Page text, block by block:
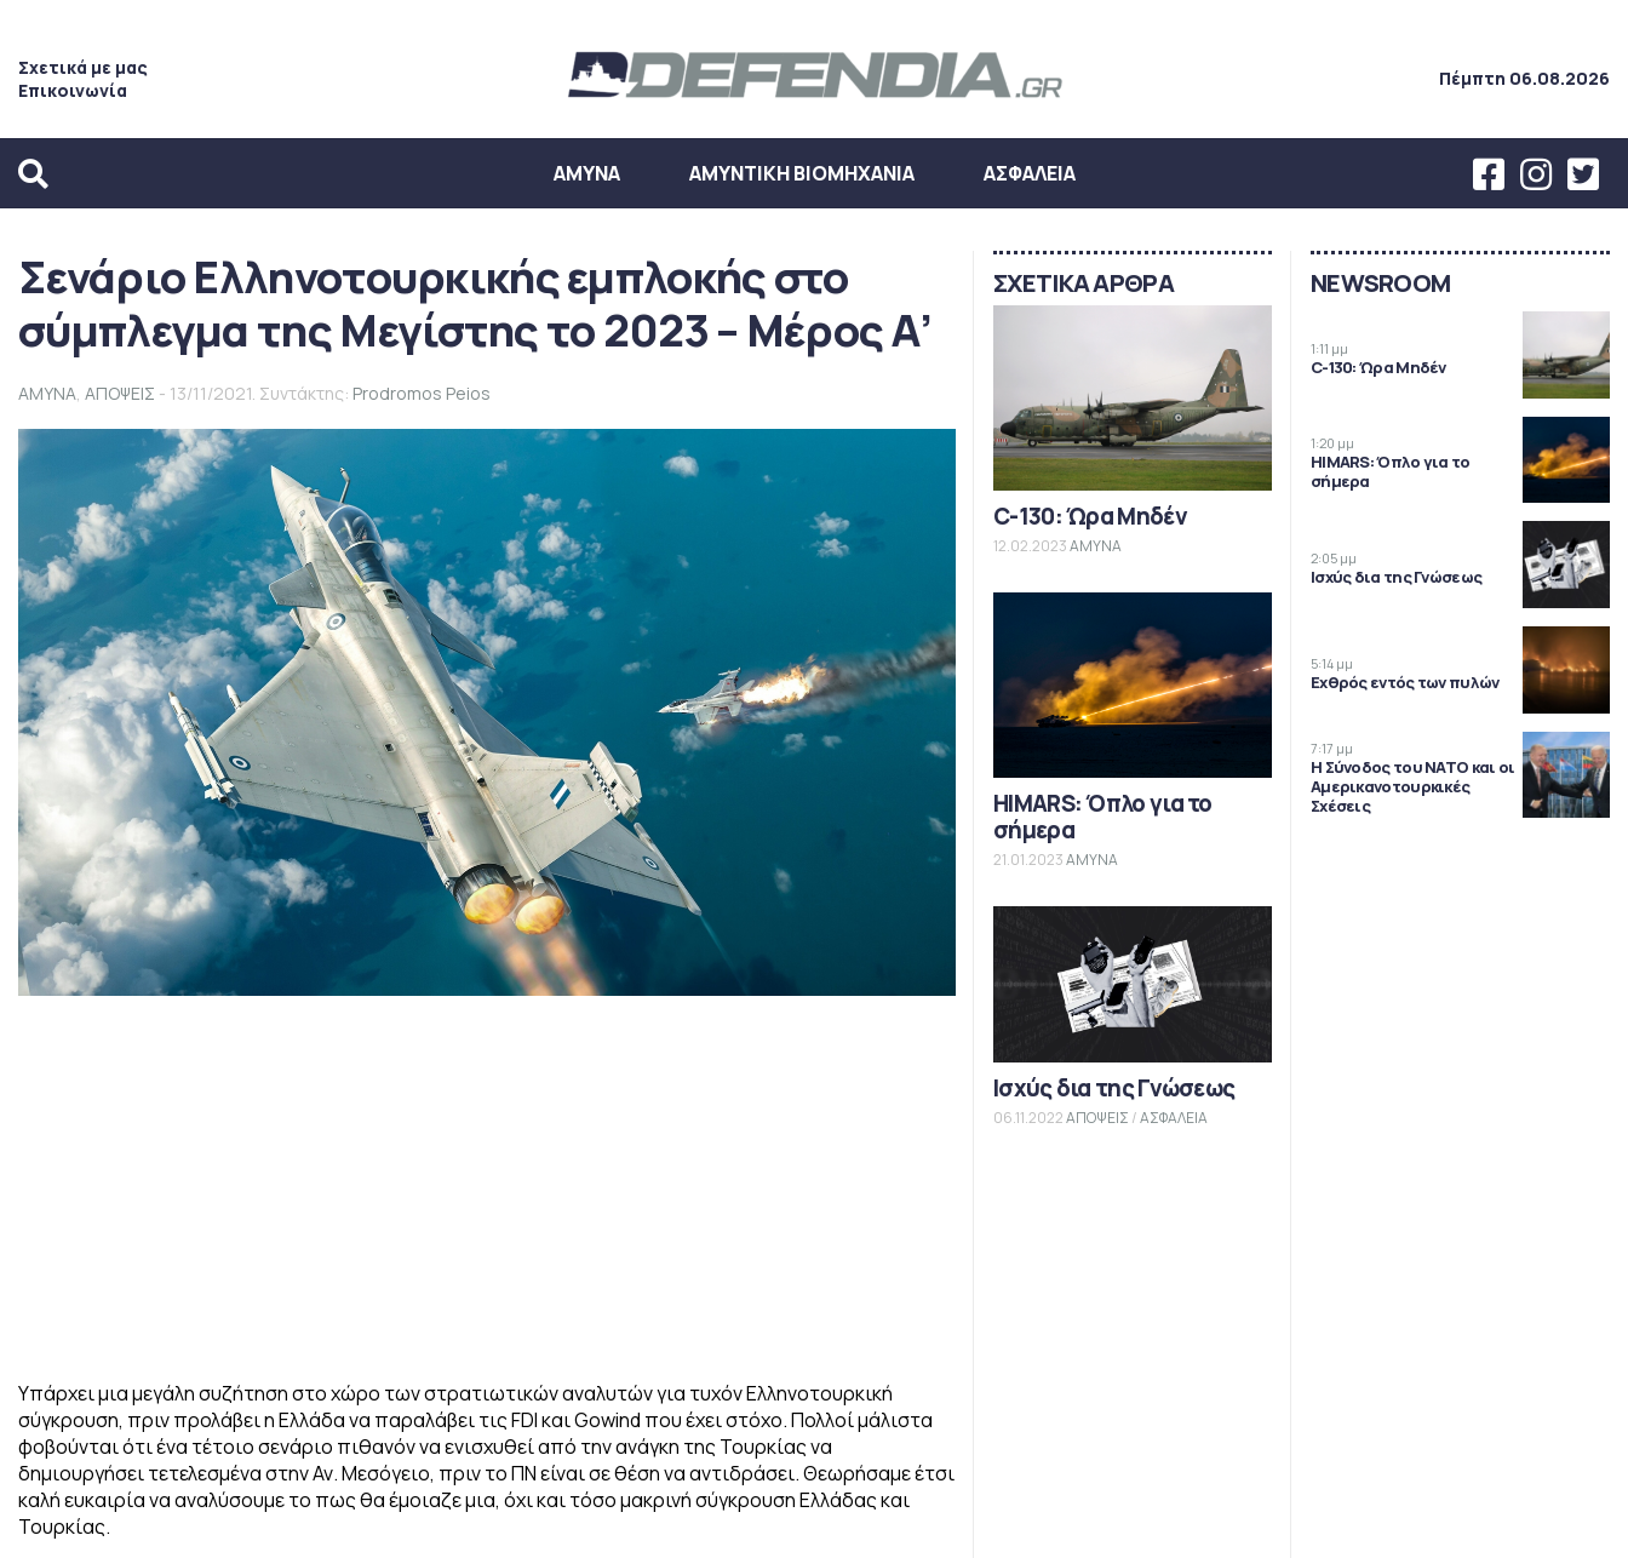
Σχετικά με μας
Επικοινωνία
Πέμπτη 06.08.2026
ΑΜΥΝΑ ΑΜΥΝΤΙΚΗ ΒΙΟΜΗΧΑΝΙΑ ΑΣΦΑΛΕΙΑ
Σενάριο Ελληνοτουρκικής εμπλοκής στο
σύμπλεγμα της Μεγίστης το 2023 – Μέρος Α’
ΑΜΥΝΑ, ΑΠΟΨΕΙΣ - 13/11/2021. Συντάκτης: Prodromos Peios
Υπάρχει μια μεγάλη συζήτηση στο χώρο των στρατιωτικών αναλυτών για τυχόν Ελληνοτουρκική
σύγκρουση, πριν προλάβει η Ελλάδα να παραλάβει τις FDI και Gowind που έχει στόχο. Πολλοί μάλιστα
φοβούνται ότι ένα τέτοιο σενάριο πιθανόν να ενισχυθεί από την ανάγκη της Τουρκίας να
δημιουργήσει τετελεσμένα στην Αν. Μεσόγειο, πριν το ΠΝ είναι σε θέση να αντιδράσει. Θεωρήσαμε έτσι
καλή ευκαιρία να αναλύσουμε το πως θα έμοιαζε μια, όχι και τόσο μακρινή σύγκρουση Ελλάδας και
Τουρκίας.
ΣΧΕΤΙΚΑ ΑΡΘΡΑ
C-130: Ώρα Μηδέν
12.02.2023ΑΜΥΝΑ
HIMARS: Όπλο για το
σήμερα
21.01.2023ΑΜΥΝΑ
Ισχύς δια της Γνώσεως
06.11.2022ΑΠΟΨΕΙΣ /ΑΣΦΑΛΕΙΑ
NEWSROOM
1:11 μμ
C-130: Ώρα Μηδέν
1:20 μμ
HIMARS: Όπλο για το
σήμερα
2:05 μμ
Ισχύς δια της Γνώσεως
5:14 μμ
Εχθρός εντός των πυλών
7:17 μμ
Η Σύνοδος του ΝΑΤΟ και οι
Αμερικανοτουρκικές
Σχέσεις